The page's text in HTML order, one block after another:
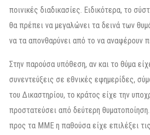
ποινικές διαδικασίες. Ειδικότερα, το
θα πρέπει να μεγαλώνει τα δεινά των
να τα απονθαρύνει από το να αναφέρουν
Στην παρούσα υπόθεση, αν και το θύμα
συνεντεύξεις σε εθνικές εφημερίδες,
του Δικαστηρίου, το κράτος είχε την
προστατεύσει από δεύτερη
προς τα ΜΜΕ η παθούσα είχε επιλέξει